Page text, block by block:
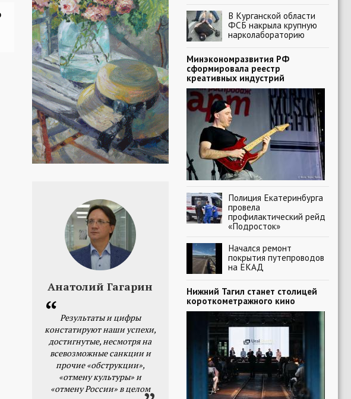
Анатолий Гагарин
Результаты и цифры
констатируют наши успехи,
достигнутые, несмотря на
всевозможные санкции и
прочие «обструкции»,
«отмену культуры» и
«отмену России» в целом
В Курганской области
ФСБ накрыла крупную
нарколабораторию
Минэкономразвития РФ
сформировала реестр
креативных индустрий
Полиция Екатеринбурга
провела
профилактический рейд
«Подросток»
Начался ремонт
покрытия путепроводов
на ЕКАД
Нижний Тагил станет столицей
короткометражного кино